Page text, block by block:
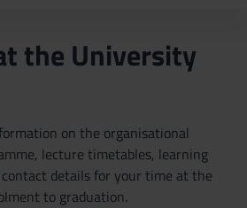
the University
on the organisational
lecture timetables, learning
details for your time at the
to graduation.